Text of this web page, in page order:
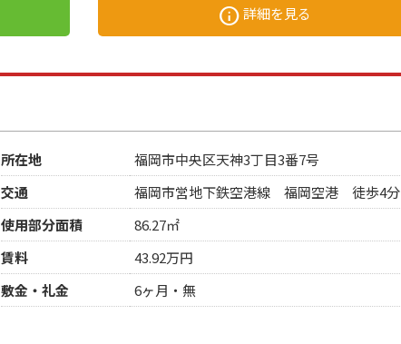
info詳細を見る
所在地
福岡市中央区天神3丁目3番7号
交通
福岡市営地下鉄空港線 福岡空港 徒歩4分
使用部分面積
86.27㎡
賃料
43.92万円
敷金・礼金
6ヶ月・無